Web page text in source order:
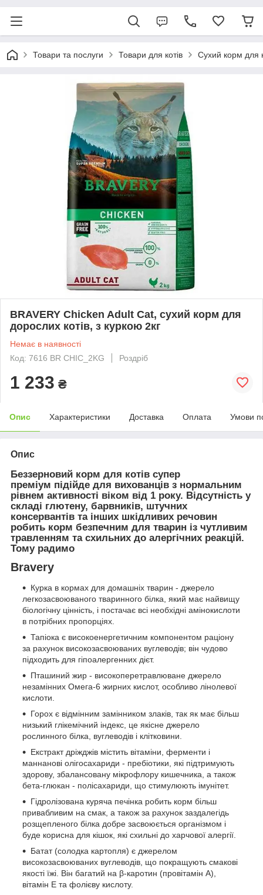
Товари та послуги Товари для котів Сухий корм для
BRAVERY Chicken Adult Cat, сухий корм для
дорослих котів, з куркою 2кг
Немає в наявності
Код: 7616 BR CHIC_2KG
Роздріб
1 233 ₴
Опис Характеристики Доставка Оплата Умови
Опис
Беззерновий корм для котів супер
преміум підійде для вихованців з нормальним
рівнем активності віком від 1 року. Відсутність у
складі глютену, барвників, штучних
консервантів та інших шкідливих речовин
робить корм безпечним для тварин із чутливим
травленням та схильних до алергічних реакцій.
Тому радимо
Bravery
Курка в кормах для домашніх тварин - джерело
легкозасвоюваного тваринного білка, який має найвищу
біологічну цінність, і постачає всі необхідні амінокислоти
в потрібних пропорціях.
Тапіока є високоенергетичним компонентом раціону
за рахунок високозасвоюваних вуглеводів; він чудово
підходить для гіпоалергенних дієт.
Пташиний жир - високоперетравлюване джерело
незамінних Омега-6 жирних кислот, особливо лінолевої
кислоти.
Горох є відмінним замінником злаків, так як має більш
низький глікемічний індекс, це якісне джерело
рослинного білка, вуглеводів і клітковини.
Екстракт дріжджів містить вітаміни, ферменти і
маннанові олігосахариди - пребіотики, які підтримують
здорову, збалансовану мікрофлору кишечника, а також
бета-глюкан - полісахариди, що стимулюють імунітет.
Гідролізована куряча печінка робить корм більш
привабливим на смак, а також за рахунок заздалегідь
розщепленого білка добре засвоюється організмом і
буде корисна для кішок, які схильні до харчової алергії.
Батат (солодка картопля) є джерелом
високозасвоюваних вуглеводів, що покращують смакові
якості їжі. Він багатий на β-каротин (провітамін А),
вітамін Е та фолієву кислоту.